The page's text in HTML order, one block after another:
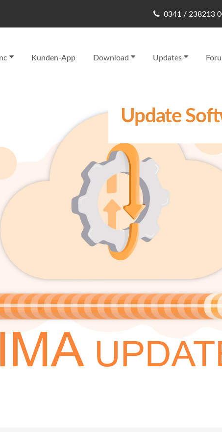
0341 / 238213
Kunden-App Download Updates
Update